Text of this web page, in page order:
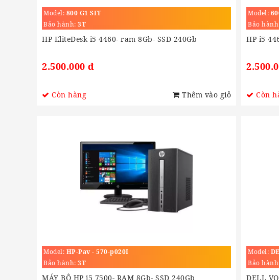
Model: 800 G1 SFF
Bảo hành: 3T
HP EliteDesk i5 4460- ram 8Gb- SSD 240Gb
2.500.000 đ
Còn hàng Thêm vào giỏ
Model:
Bảo
HP i5
Còn
Model: HP-Pav - 570-p020I
Bảo hành: 3T
MÁY BỘ HP i5 7500- RAM 8Gb- SSD 240Gb
Model:
Bảo
DELL